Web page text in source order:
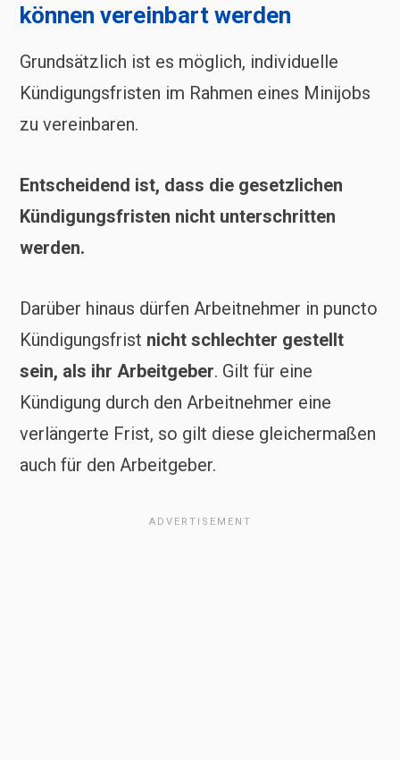
können vereinbart werden
Grundsätzlich ist es möglich, individuelle
Kündigungsfristen im Rahmen eines Minijobs
zu vereinbaren.
Entscheidend ist, dass die gesetzlichen
Kündigungsfristen nicht unterschritten
werden.
Darüber hinaus dürfen Arbeitnehmer in puncto
Kündigungsfrist nicht schlechter gestellt
sein, als ihr Arbeitgeber. Gilt für eine
Kündigung durch den Arbeitnehmer eine
verlängerte Frist, so gilt diese gleichermaßen
auch für den Arbeitgeber.